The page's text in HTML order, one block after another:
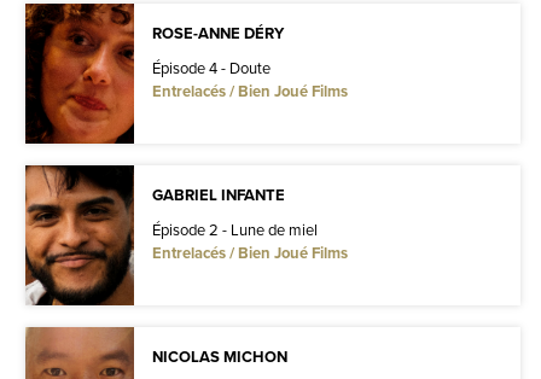
ROSE-ANNE DÉRY
Épisode 4 - Doute
Entrelacés / Bien Joué Films
GABRIEL INFANTE
Épisode 2 - Lune de miel
Entrelacés / Bien Joué Films
NICOLAS MICHON